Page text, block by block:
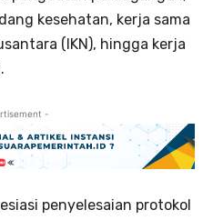
kesehatan, kerja sama
(IKN), hingga kerja
-
penyelesaian protokol